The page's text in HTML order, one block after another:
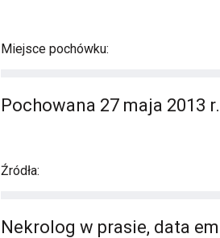
Miejsce pochówku:
Pochowana 27 maja 2013
Źródła:
Nekrolog w prasie, data